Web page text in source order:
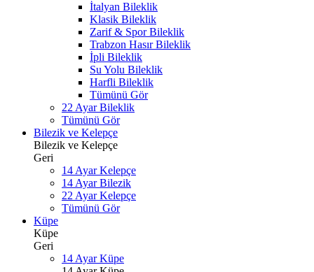
İtalyan Bileklik
Klasik Bileklik
Zarif & Spor Bileklik
Trabzon Hasır Bileklik
İpli Bileklik
Su Yolu Bileklik
Harfli Bileklik
Tümünü Gör
22 Ayar Bileklik
Tümünü Gör
Bilezik ve Kelepçe
Bilezik ve Kelepçe
Geri
14 Ayar Kelepçe
14 Ayar Bilezik
22 Ayar Kelepçe
Tümünü Gör
Küpe
Küpe
Geri
14 Ayar Küpe